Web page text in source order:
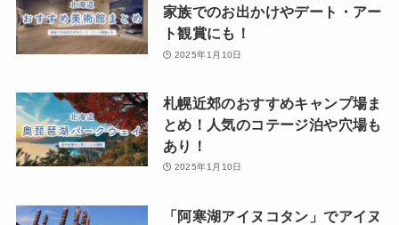
家族でのお出かけやデート・アー
ト観賞にも！
2025年1月10日
札幌近郊のおすすめキャンプ場ま
とめ！人気のコテージ泊や穴場も
あり！
2025年1月10日
「阿寒湖アイヌコタン」でアイヌ